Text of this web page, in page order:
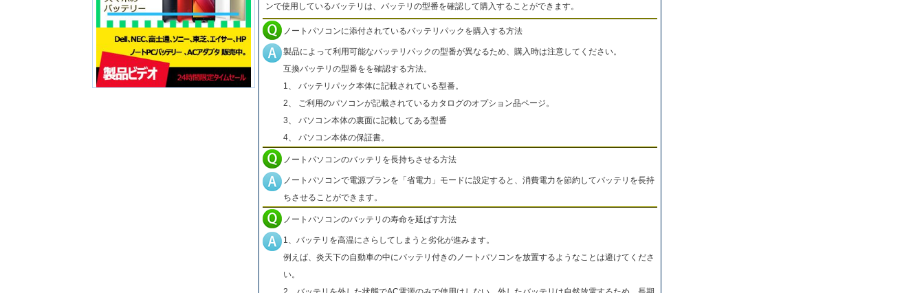
ンで使用しているバッテリは、バッテリの型番を確認して購入することができます。
ノートパソコンに添付されているバッテリパックを購入する方法
製品によって利用可能なバッテリパックの型番が異なるため、購入時は注意してください。
互換バッテリの型番をを確認する方法。
1、 バッテリパック本体に記載されている型番。
2、 ご利用のパソコンが記載されているカタログのオプション品ページ。
3、 パソコン本体の裏面に記載してある型番
4、 パソコン本体の保証書。
ノートパソコンのバッテリを長持ちさせる方法
ノートパソコンで電源プランを「省電力」モードに設定すると、消費電力を節約してバッテリを長持
ちさせることができます。
ノートパソコンのバッテリの寿命を延ばす方法
1、バッテリを高温にさらしてしまうと劣化が進みます。
例えば、炎天下の自動車の中にバッテリ付きのノートパソコンを放置するようなことは避けてくださ
い。